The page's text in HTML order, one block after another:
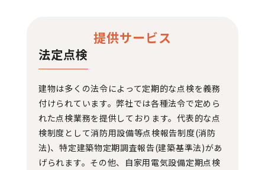
提供サービス
法定点検
建物は多くの法令によって定期的な点検を義務
付けられています。弊社では各種法令で定めら
れた点検業務を提供しております。代表的な点
検制度として消防用設備等点検報告制度(消防
法)、特定建築物定期調査報告(建築基準法)があ
げられます。その他、自家用電気設備定期点検